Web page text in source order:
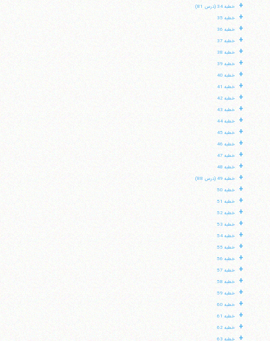
+ خطبه 34 (درس 81)
+ خطبه 35
+ خطبه 36
+ خطبه 37
+ خطبه 38
+ خطبه 39
+ خطبه 40
+ خطبه 41
+ خطبه 42
+ خطبه 43
+ خطبه 44
+ خطبه 45
+ خطبه 46
+ خطبه 47
+ خطبه 48
+ خطبه 49 (درس 88)
+ خطبه 50
+ خطبه 51
+ خطبه 52
+ خطبه 53
+ خطبه 54
+ خطبه 55
+ خطبه 56
+ خطبه 57
+ خطبه 58
+ خطبه 59
+ خطبه 60
+ خطبه 61
+ خطبه 62
+ خطبه 63